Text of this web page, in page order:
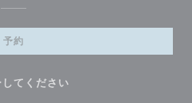
予約
てください